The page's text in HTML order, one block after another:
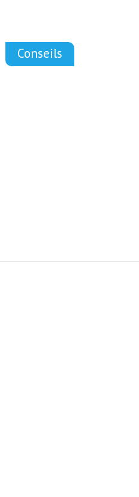
Conseils